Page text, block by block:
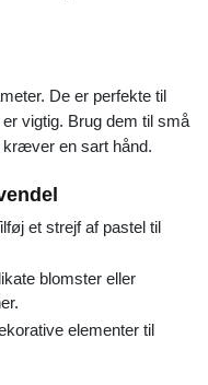
De er perfekte til
vigtig. Brug dem til små
en sart hånd.
et strejf af pastel til
blomster eller
elementer til